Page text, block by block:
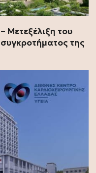
Μετεξέλιξη του
της